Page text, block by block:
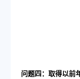
问题四：取得以前